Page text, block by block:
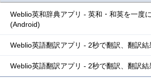
Weblio英和辞典アプリ - 英和・和英を一度
(Android)
Weblio英語翻訳アプリ - 2秒で翻訳、翻訳
Weblio英語翻訳アプリ - 2秒で翻訳、翻訳